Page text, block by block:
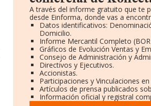
A través del informe gratuito que te
desde Einforma, donde vas a
Datos identificativos:
Domicilio.
Informe Mercantil Completo
Gráficos de Evolución Ventas y
Consejo de Administración y
Directivos y Ejecutivos.
Accionistas.
Participaciones y Vinculaciones
Artículos de prensa publicados
Información oficial y registral